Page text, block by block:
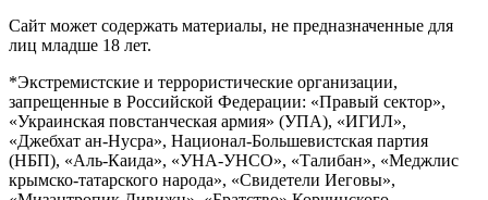
Сайт может содержать материалы, не предназначенные для
лиц младше 18 лет.
*Экстремистские и террористические организации,
запрещенные в Российской Федерации: «Правый сектор»,
«Украинская повстанческая армия» (УПА), «ИГИЛ»,
«Джебхат ан-Нусра», Национал-Большевистская партия
(НБП), «Аль-Каида», «УНА-УНСО», «Талибан», «Меджлис
крымско-татарского народа», «Свидетели Иеговы»,